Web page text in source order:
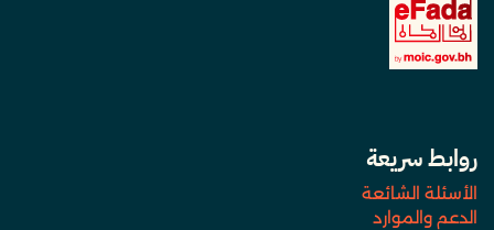
روابط سريعة
الأسئلة الشائعة
الدعم والموارد